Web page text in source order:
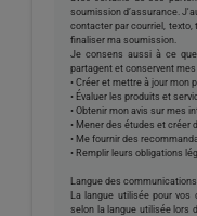
soumission d’assurance.
contacter par courriel, texto,
finaliser ma soumission.
Je consens aussi à ce
partagent et conservent
• Créer et mettre à jour mon
• Évaluer les produits et
• Obtenir mon avis sur mes
• Mener des études et créer
• Me fournir des
• Remplir leurs obligations
Langue des communications
La langue utilisée pour
selon la langue utilisée lors